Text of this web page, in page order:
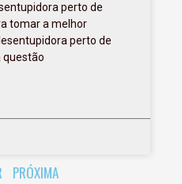
perto de
tomar a melhor
perto de
questão
PRÓXIMA